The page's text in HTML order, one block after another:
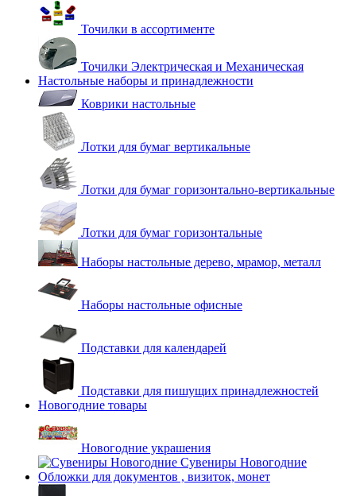
Точилки в ассортименте
Точилки Электрическая и Механическая
Настольные наборы и принадлежности
Коврики настольные
Лотки для бумаг вертикальные
Лотки для бумаг горизонтально-вертикальные
Лотки для бумаг горизонтальные
Наборы настольные дерево, мрамор, металл
Наборы настольные офисные
Подставки для календарей
Подставки для пишущих принадлежностей
Новогодние товары
Новогодние украшения
Сувениры Новогодние
Обложки для документов , визиток, монет